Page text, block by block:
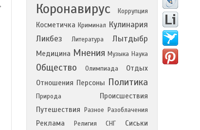
Коронавирус Коррупция
Косметичка Криминал Кулинария
Ликбез
Литература Лытдыбр
Медицина Мнения Музыка Наука
Общество Олимпиада
Отдых
Отношения Персоны Политика
Природа
Происшествия
Путешествия
Разное Разоблачения
Реклама Религия СНГ
Сиськи